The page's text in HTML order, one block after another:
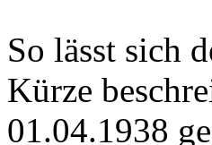
So lässt sich
Kürze
01.04.1938